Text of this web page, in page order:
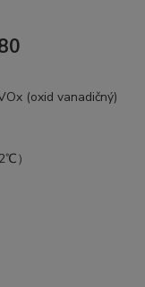
(oxid vanadičný)
）